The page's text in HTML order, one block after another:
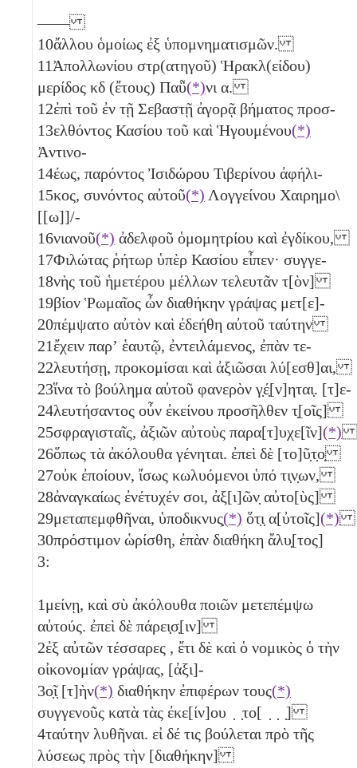
——
10ἄλλου ὁμοίως ἐξ ὑπομνηματισμῶν.
11Ἀπολλωνίου στρ(ατηγοῦ) Ἡρακλ(είδου)
μερίδος κδ (ἔτους) Παῧ(*)νι α.
12ἐπὶ τοῦ ἐν τῇ Σεβαστῇ ἀγορᾷ βήματος προσ-
13ελθόντος Κασίου τοῦ καὶ Ἡγουμένου(*)
Ἀντινο-
14έως, παρόντος Ἰσιδώρου Τιβερίνου ἀφήλι-
15κος, συνόντος αὐτοῦ(*) Λογγείνου Χαιρημο\
[[ω]]/-
16νιανοῦ(*) ἀδελφοῦ ὁμομητρίου καὶ ἐγδίκου,
17Φιλώτας ῥήτωρ ὑπὲρ Κασίου εἶπεν· συγγε-
18νὴς τοῦ ἡμετέρου μέλλων τελευτᾶν τ[ὸν]
19βίον Ῥωμαῖος ὦν διαθήκην γράψας μετ[ε]-
20πέμψατο αὐτὸν καὶ ἐδεήθη αὐτοῦ ταύτην
21ἔχειν παρʼ ἑαυτῷ, ἐντειλάμενος, ἐπὰν τε-
22λευτήσῃ, προκομίσαι καὶ ἀξιῶσαι λύ[εσθ]αι,
23ἵνα τὸ βούλημα αὐτοῦ φανερὸν γ̣έ̣[ν]ηται̣. [τ]ε-
24λευτήσαντος οὖν ἐκείνου προσῆλθεν τ̣[οῖς]
25σφραγισταῖς, ἀξιῶν αὐτοὺς παρα[τ]υχε[ῖν](*)
26ὅπως τὰ ἀκόλουθα γένηται. ἐπεὶ δὲ [το]ῦ̣τ̣ο̣
27οὐκ ἐποίουν, ἴσως κωλυόμενοι ὑπό τι̣ν̣ων,
28ἀναγκαίως ἐνέτυχέν σοι, ἀξ[ι]ῶν̣ αὐτο[ὺς]
29μεταπεμφθῆναι, ὑποδικνυς̣(*) ὅτ̣ι̣ α[ὐτοῖς](*)
30πρόστιμον ὡρίσθη, ἐπὰν διαθήκη ἄλυ̣[τος]
3:
1μείνῃ, καὶ σὺ ἀκόλουθα ποιῶν μετεπέμψω
αὐτούς. ἐπεὶ δὲ πάρει̣σ̣[ιν]
2ἐξ αὐτῶν τέσσαρες , ἔτι δὲ καὶ ὁ νομικὸς ὁ τὴν
οἰκονομίαν γράψας, [ἀξι]-
3ο̣ῖ̣ [τ]ὴν(*) διαθήκην ἐπιφέρων τους(*)
συγγενοῦς κατὰ τὰς ἐκε[ίν]ου ̣ ̣το[ ̣ ̣ ̣]
4ταύτην λυθῆναι. εἰ δέ τις βούλεται πρὸ τῆς
λύσεως πρὸς τὴν [διαθήκην]